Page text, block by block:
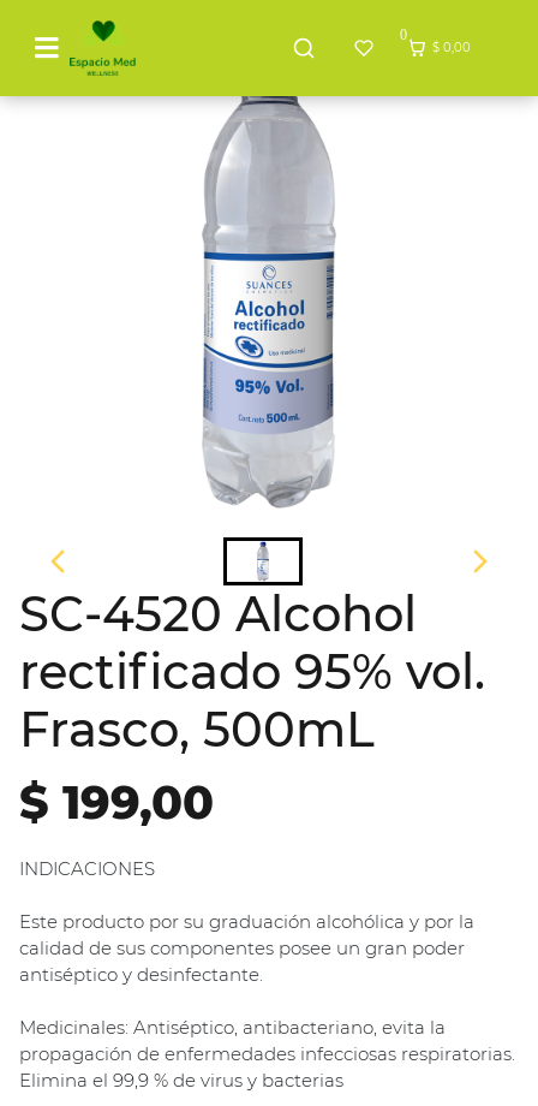
0
$ 0,00
SC-4520 Alcohol
rectificado 95% vol.
Frasco, 500mL
$ 199,00
INDICACIONES
Este producto por su graduación alcohólica y por la
calidad de sus componentes posee un gran poder
antiséptico y desinfectante.
Medicinales: Antiséptico, antibacteriano, evita la
propagación de enfermedades infecciosas respiratorias.
Elimina el 99,9 % de virus y bacterias